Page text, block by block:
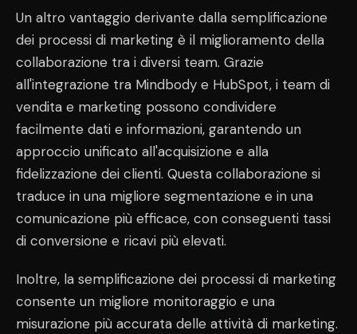
Un altro vantaggio derivante dalla semplificazione
dei processi di marketing è il miglioramento della
collaborazione tra i diversi team. Grazie
all'integrazione tra Mindbody e HubSpot, i team di
vendita e marketing possono condividere
facilmente dati e informazioni, garantendo un
approccio unificato all'acquisizione e alla
fidelizzazione dei clienti. Questa collaborazione si
traduce in una migliore segmentazione e in una
comunicazione più efficace, con conseguenti tassi
di conversione e ricavi più elevati.
Inoltre, la semplificazione dei processi di marketing
consente un migliore monitoraggio e una
misurazione più accurata delle attività di marketing.